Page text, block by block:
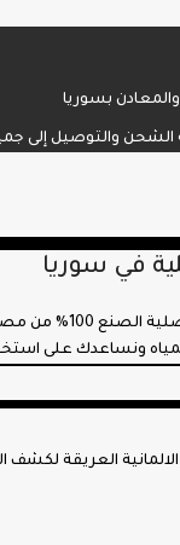
بسوريا
الشحن والتوصيل إلى
في سوريا
ونساعدك على